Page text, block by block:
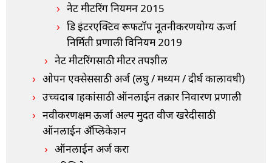
नेट मीटरिंग नियमन 2015
ग्रिड इंटरएक्टिव रूफटॉप नूतनीकरणयोग्य ऊर्जा
निर्मिती प्रणाली विनियम 2019
नेट मीटरिंगसाठी मीटर तपशील
ओपन एक्सेससाठी अर्ज (लघु / मध्यम / दीर्घ कालावधी)
उच्चदाब ग्राहकांसाठी ऑनलाईन तक्रार निवारण प्रणाली
नवीकरणक्षम ऊर्जा अल्प मुदत वीज खरेदीसाठी
ऑनलाईन अँप्लिकेशन
ऑनलाईन अर्ज करा